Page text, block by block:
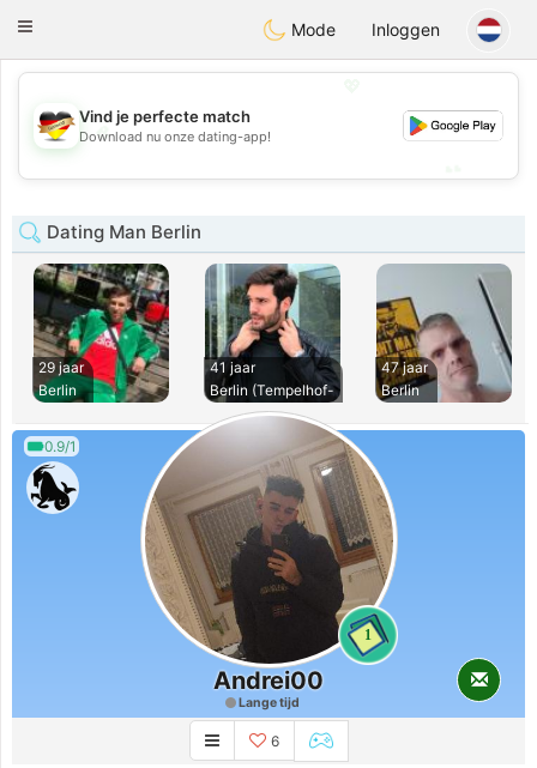
Deutsch Dating
Toggle
Mode Inloggen
💖
💕
Vind je perfecte match
Download nu onze dating-app!
Dating Man Berlin
29 jaar
Berlin
41 jaar
Berlin (Tempelhof-
47 jaar
Berlin
0.9/1
1
Andrei00
Lange tijd
6